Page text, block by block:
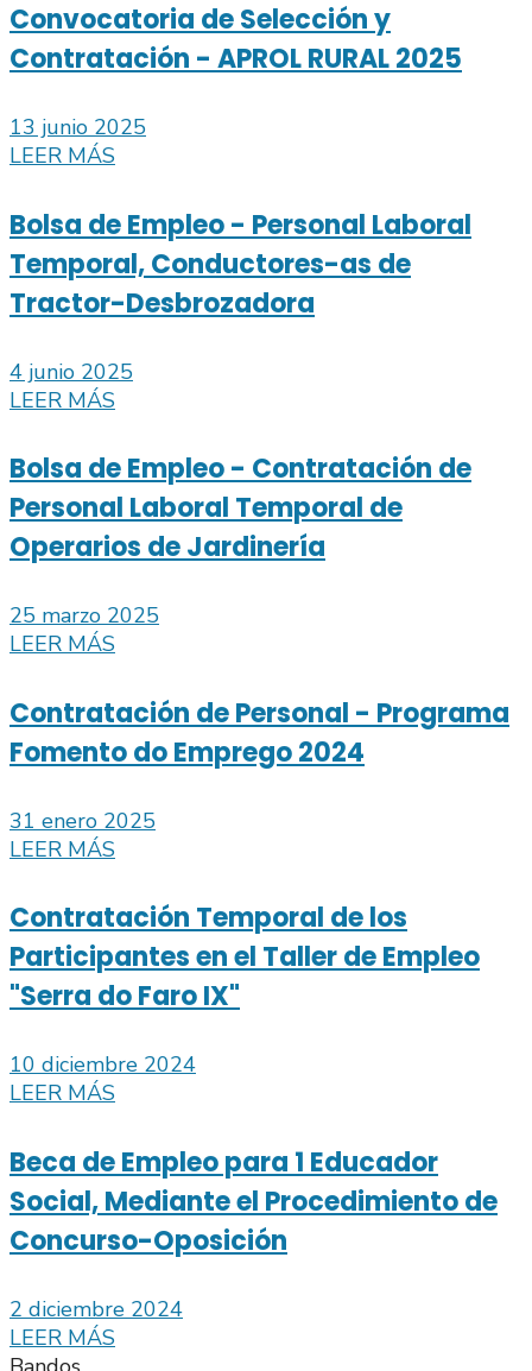
Convocatoria de Selección y
Contratación - APROL RURAL 2025
13 junio 2025
LEER MÁS
Bolsa de Empleo - Personal Laboral
Temporal, Conductores-as de
Tractor-Desbrozadora
4 junio 2025
LEER MÁS
Bolsa de Empleo - Contratación de
Personal Laboral Temporal de
Operarios de Jardinería
25 marzo 2025
LEER MÁS
Contratación de Personal - Programa
Fomento do Emprego 2024
31 enero 2025
LEER MÁS
Contratación Temporal de los
Participantes en el Taller de Empleo
"Serra do Faro IX"
10 diciembre 2024
LEER MÁS
Beca de Empleo para 1 Educador
Social, Mediante el Procedimiento de
Concurso-Oposición
2 diciembre 2024
LEER MÁS